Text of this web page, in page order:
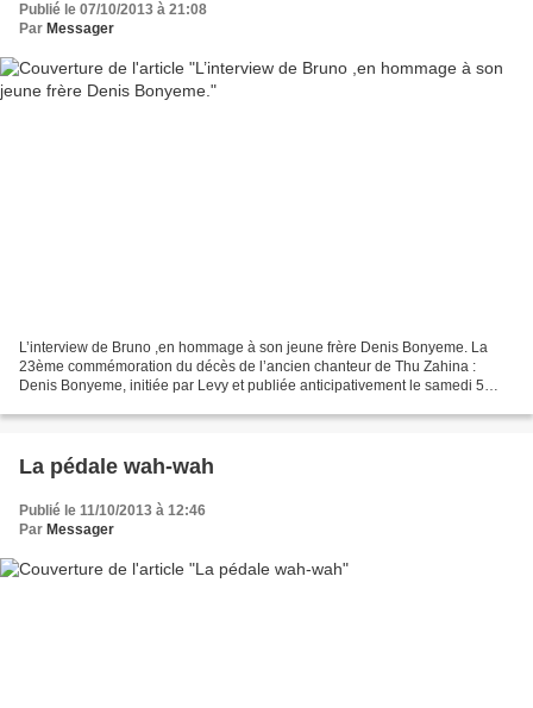
Publié le 07/10/2013 à 21:08
Par Messager
L’interview de Bruno ,en hommage à son jeune frère Denis Bonyeme. La
23ème commémoration du décès de l’ancien chanteur de Thu Zahina :
Denis Bonyeme, initiée par Levy et publiée anticipativement le samedi 5
La pédale wah-wah
Publié le 11/10/2013 à 12:46
Par Messager